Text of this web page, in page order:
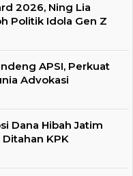
2026, Ning Lia
Politik Idola Gen Z
APSI, Perkuat
Advokasi
Dana Hibah Jatim
KPK